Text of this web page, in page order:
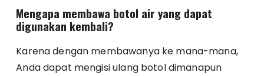
Mengapa membawa botol air yang dapat
digunakan kembali?
Karena dengan membawanya ke mana-mana,
Anda dapat mengisi ulang botol dimanapun